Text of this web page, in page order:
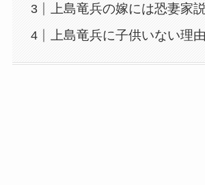
上島竜兵の嫁には恐妻家
上島竜兵に子供いない理